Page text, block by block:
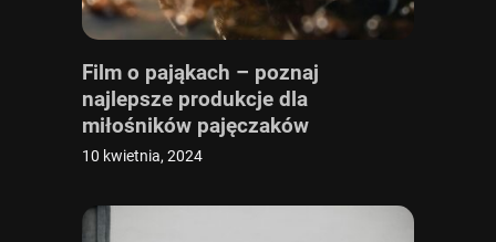
Film o pająkach – poznaj
najlepsze produkcje dla
miłośników pajęczaków
10 kwietnia, 2024